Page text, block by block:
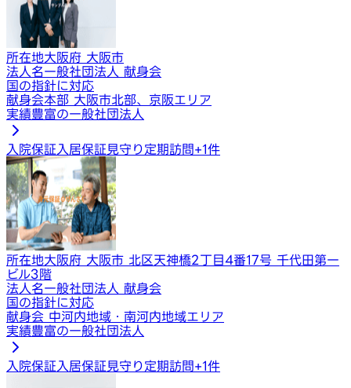
所在地大阪府 大阪市
法人名一般社団法人 献身会
国の指針に対応
献身会本部 大阪市北部、京阪エリア
実績豊富の一般社団法人
入院保証 入居保証見守り定期訪問+1件
所在地大阪府 大阪市 北区天神橋2丁目4番17号 千代田第一
ビル3階
法人名一般社団法人 献身会
国の指針に対応
献身会 中河内地域・南河内地域エリア
実績豊富の一般社団法人
入院保証 入居保証見守り定期訪問+1件